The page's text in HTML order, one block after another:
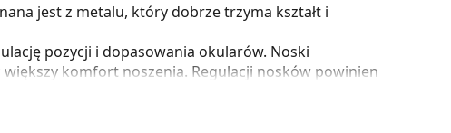
jest z metalu, który dobrze trzyma kształt i
pozycji i dopasowania okularów. Noski
komfort noszenia. Regulacji nosków powinien